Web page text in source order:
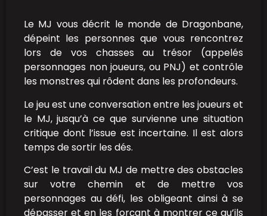
Le MJ vous décrit le monde de Dragonbane,
dépeint les personnes que vous rencontrez
lors de vos chasses au trésor (appelés
personnages non joueurs, ou PNJ) et contrôle
les monstres qui rôdent dans les profondeurs.
Le jeu est une conversation entre les joueurs et
le MJ, jusqu’à ce que survienne une situation
critique dont l’issue est incertaine. Il est alors
temps de sortir les dés.
C’est le travail du MJ de mettre des obstacles
sur votre chemin et de mettre vos
personnages au défi, les obligeant ainsi à se
dépasser et en les forçant à montrer ce qu’ils